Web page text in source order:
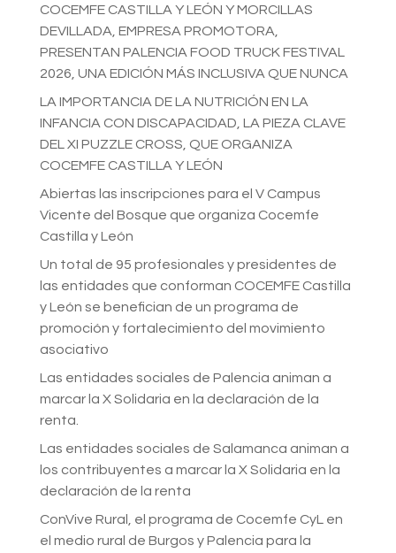
COCEMFE CASTILLA Y LEÓN Y MORCILLAS
DEVILLADA, EMPRESA PROMOTORA,
PRESENTAN PALENCIA FOOD TRUCK FESTIVAL
2026, UNA EDICIÓN MÁS INCLUSIVA QUE NUNCA
LA IMPORTANCIA DE LA NUTRICIÓN EN LA
INFANCIA CON DISCAPACIDAD, LA PIEZA CLAVE
DEL XI PUZZLE CROSS, QUE ORGANIZA
COCEMFE CASTILLA Y LEÓN
Abiertas las inscripciones para el V Campus
Vicente del Bosque que organiza Cocemfe
Castilla y León
Un total de 95 profesionales y presidentes de
las entidades que conforman COCEMFE Castilla
y León se benefician de un programa de
promoción y fortalecimiento del movimiento
asociativo
Las entidades sociales de Palencia animan a
marcar la X Solidaria en la declaración de la
renta.
Las entidades sociales de Salamanca animan a
los contribuyentes a marcar la X Solidaria en la
declaración de la renta
ConVive Rural, el programa de Cocemfe CyL en
el medio rural de Burgos y Palencia para la